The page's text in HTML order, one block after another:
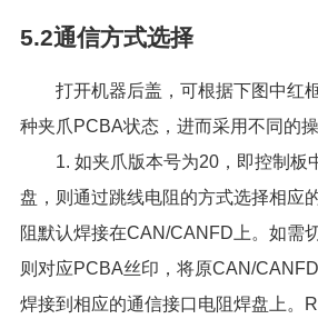
5.2通信方式选择
打开机器后盖，可根据下图中红
种夹爪PCBA状态，进而采用不同的操
1. 如夹爪版本号为20，即控制板
盘，则通过跳线电阻的方式选择相应
阻默认焊接在CAN/CANFD上。如需
则对应PCBA丝印，将原CAN/
焊接到相应的通信接口电阻焊盘上。